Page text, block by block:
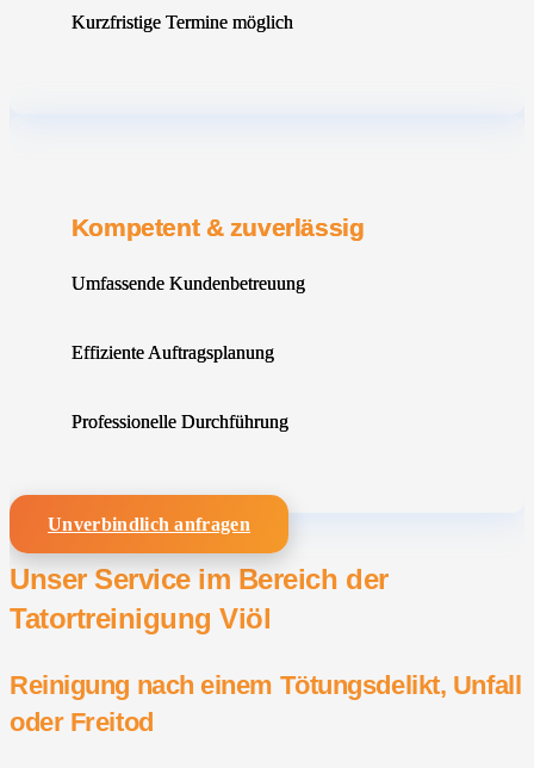
Kurzfristige Termine möglich
Kompetent & zuverlässig
Umfassende Kundenbetreuung
Effiziente Auftragsplanung
Professionelle Durchführung
Unverbindlich anfragen
Unser Service im Bereich der
Tatortreinigung Viöl
Reinigung nach einem Tötungsdelikt, Unfall
oder Freitod